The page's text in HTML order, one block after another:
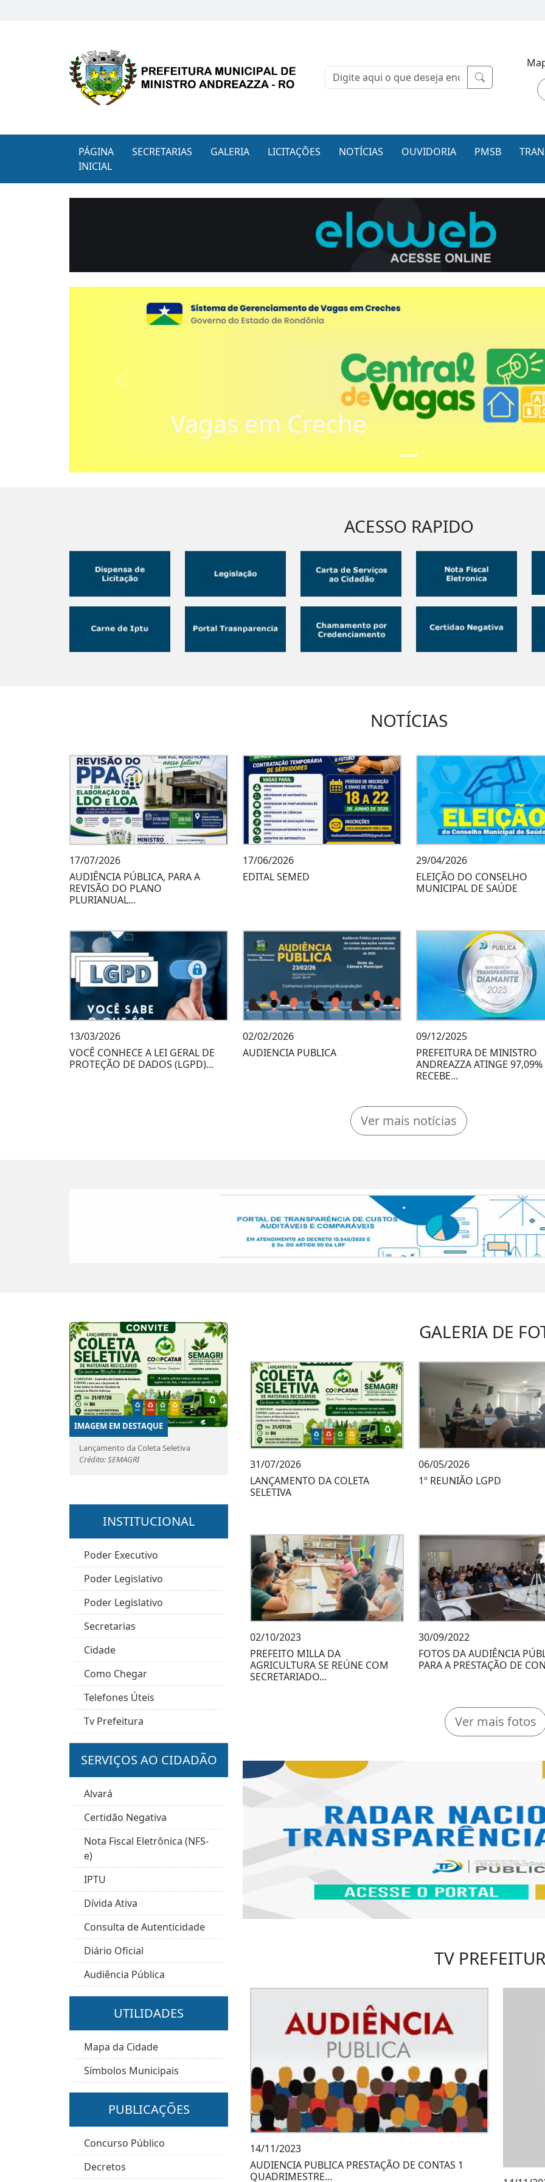
PÁGINA
INICIAL
SECRETARIAS GALERIA LICITAÇÕES NOTÍCIAS OUVIDORIA PMSB
Vagas em Creche
Próximo
ACESSO RAPIDO
NOTÍCIAS
17/07/2026
AUDIÊNCIA PÚBLICA, PARA A
REVISÃO DO PLANO
PLURIANUAL...
17/06/2026
EDITAL SEMED
29/04/2026
ELEIÇÃO DO CONSELHO
MUNICIPAL DE SAÚDE
13/03/2026
VOCÊ CONHECE A LEI GERAL DE
PROTEÇÃO DE DADOS (LGPD)...
02/02/2026
AUDIENCIA PUBLICA
09/12/2025
PREFEITURA DE MINISTRO
ANDREAZZA ATINGE 97,09%
RECEBE...
Ver mais notícias
IMAGEM EM DESTAQUE
Lançamento da Coleta Seletiva
Crédito: SEMAGRI
INSTITUCIONAL
Poder Executivo
Poder Legislativo
Poder Legislativo
Secretarias
Cidade
Como Chegar
Telefones Úteis
Tv Prefeitura
SERVIÇOS AO CIDADÃO
Alvará
Certidão Negativa
Nota Fiscal Eletrônica (NFS-
e)
IPTU
Dívida Ativa
Consulta de Autenticidade
Diário Oficial
Audiência Pública
UTILIDADES
Mapa da Cidade
Símbolos Municipais
PUBLICAÇÕES
Concurso Público
Decretos
GALERIA DE
31/07/2026
LANÇAMENTO DA COLETA
SELETIVA
06/05/2026
1º REUNIÃO LGPD
02/10/2023
PREFEITO MILLA DA
AGRICULTURA SE REÚNE COM
SECRETARIADO...
30/09/2022
FOTOS DA AUDIÊNCIA
PARA A PRESTAÇÃO DE
Ver mais fotos
TV
14/11/2023
AUDIENCIA PUBLICA PRESTAÇÃO DE CONTAS 1
QUADRIMESTRE...